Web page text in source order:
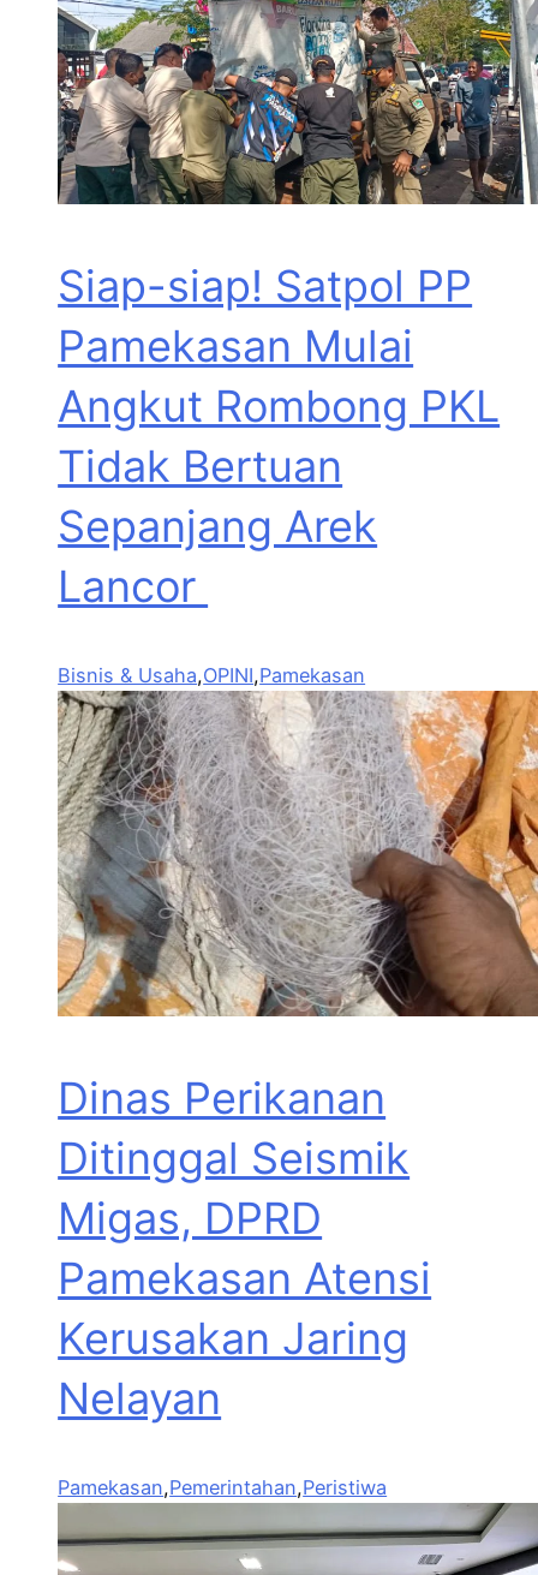
Siap-siap! Satpol PP
Pamekasan Mulai
Angkut Rombong PKL
Tidak Bertuan
Sepanjang Arek
Lancor
Bisnis & Usaha,OPINI,Pamekasan
Dinas Perikanan
Ditinggal Seismik
Migas, DPRD
Pamekasan Atensi
Kerusakan Jaring
Nelayan
Pamekasan,Pemerintahan,Peristiwa